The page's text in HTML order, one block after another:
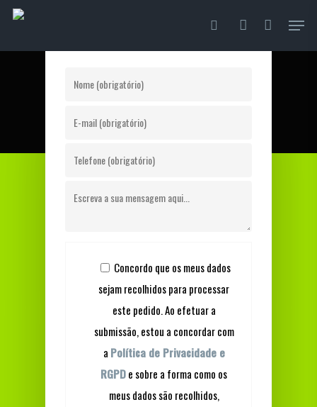
Skip
main
pesquisa account
Menu
Concordo que os meus dados
sejam recolhidos para processar
este pedido. Ao efetuar a
submissão, estou a concordar com
a Política de Privacidade e
RGPDe sobre a forma como os
meus dados são recolhidos,